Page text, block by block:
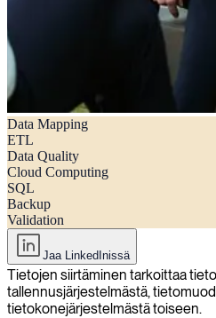
5 tärkeää vaihetta onnistuneeseen
Data Mapping
ETL
Data Quality
Cloud Computing
SQL
Backup
Validation
Jaa LinkedInissä
Tietojen siirtäminen tarkoittaa
tallennusjärjestelmästä,
tietokonejärjestelmästä toiseen.